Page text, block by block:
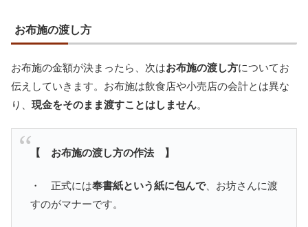
お布施の渡し方
お布施の金額が決まったら、次はお布施の渡し方についてお
伝えしていきます。お布施は飲食店や小売店の会計とは異な
り、 現金をそのまま渡すことはしません。
【 お布施の渡し方の作法 】
・ 正式には奉書紙という紙に包んで、お坊さんに渡
すのがマナーです。